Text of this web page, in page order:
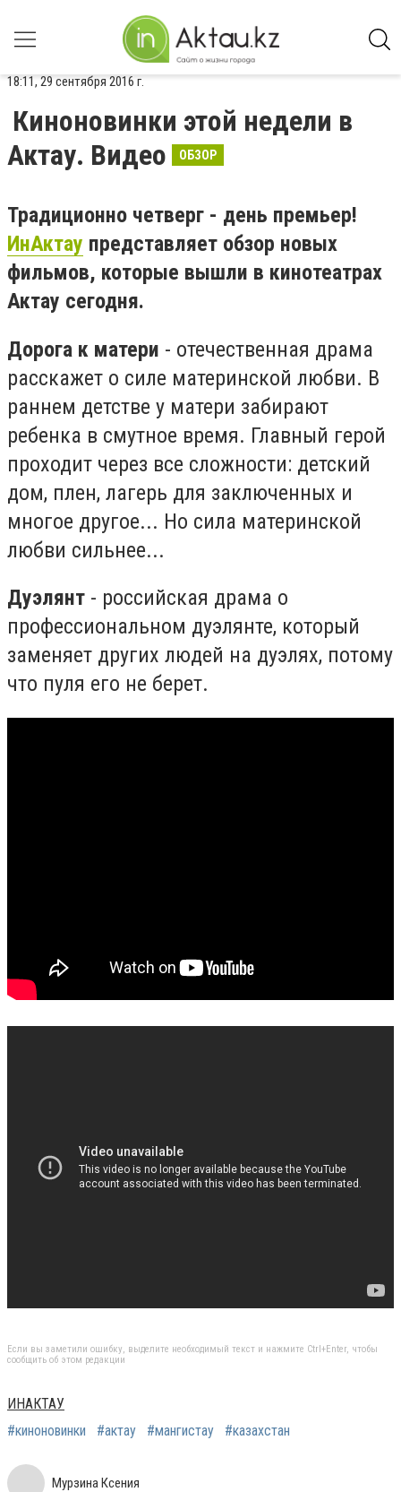
18:11, 29 сентября 2016 г.
Киноновинки этой недели в
Актау. Видео
ОБЗОР
Традиционно четверг - день премьер!
ИнАктау представляет обзор новых
фильмов, которые вышли в кинотеатрах
Актау сегодня.
Дорога к матери - отечественная драма
расскажет о силе материнской любви. В
раннем детстве у матери забирают
ребенка в смутное время. Главный герой
проходит через все сложности: детский
дом, плен, лагерь для заключенных и
многое другое... Но сила материнской
любви сильнее...
Дуэлянт - российская драма о
профессиональном дуэлянте, который
заменяет других людей на дуэлях, потому
что пуля его не берет.
Если вы заметили ошибку, выделите необходимый текст и нажмите Ctrl+Enter, чтобы
сообщить об этом редакции
ИНАКТАУ
#киноновинки
#актау #мангистау #казахстан
Мурзина Ксения